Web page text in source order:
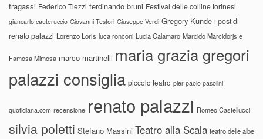
fragassi Federico Tiezzi ferdinando bruni Festival delle colline torinesi
giancarlo cauteruccio Giovanni Testori Giuseppe Verdi Gregory Kunde i post di
renato palazzi Lorenzo Loris luca ronconi Lucia Calamaro Marcido Marcidorjs e
Famosa Mimosa marco martinelli maria grazia gregori
palazzi consiglia piccolo teatro pier paolo pasolini
quotidiana.com recensione renato palazzi Romeo Castellucci
silvia poletti Stefano Massini Teatro alla Scala teatro delle albe